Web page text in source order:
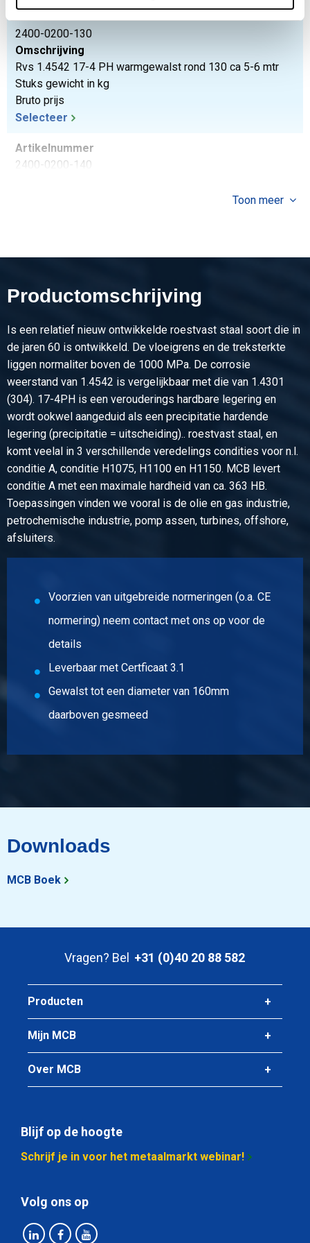
2400-0200-130
Omschrijving
Rvs 1.4542 17-4 PH warmgewalst rond 130 ca 5-6 mtr
Stuks gewicht in kg
Bruto prijs
Selecteer
Artikelnummer
2400-0200-140
Rvs 1.4542 17-4 PH warmgewalst rond 140 ca 5-6 mtr
Toon meer
Productomschrijving
Is een relatief nieuw ontwikkelde roestvast staal soort die in
de jaren 60 is ontwikkeld. De vloeigrens en de treksterkte
liggen normaliter boven de 1000 MPa. De corrosie
weerstand van 1.4542 is vergelijkbaar met die van 1.4301
(304). 17-4PH is een verouderings hardbare legering en
wordt ookwel aangeduid als een precipitatie hardende
legering (precipitatie = uitscheiding).. roestvast staal, en
komt veelal in 3 verschillende veredelings condities voor n.l.
conditie A, conditie H1075, H1100 en H1150. MCB levert
conditie A met een maximale hardheid van ca. 363 HB.
Toepassingen vinden we vooral is de olie en gas industrie,
petrochemische industrie, pomp assen, turbines, offshore,
afsluiters.
Voorzien van uitgebreide normeringen (o.a. CE
normering) neem contact met ons op voor de
details
Leverbaar met Certficaat 3.1
Gewalst tot een diameter van 160mm
daarboven gesmeed
Downloads
MCB Boek
Vragen? Bel +31 (0)40 20 88 582
Producten
Mijn MCB
Over MCB
Blijf op de hoogte
Schrijf je in voor het metaalmarkt webinar!
Volg ons op